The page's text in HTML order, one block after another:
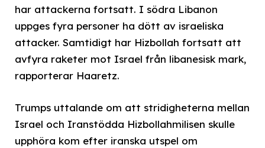
har attackerna fortsatt. I södra Libanon
uppges fyra personer ha dött av israeliska
attacker. Samtidigt har Hizbollah fortsatt att
avfyra raketer mot Israel från libanesisk mark,
rapporterar Haaretz.
Trumps uttalande om att stridigheterna mellan
Israel och Iranstödda Hizbollahmilisen skulle
upphöra kom efter iranska utspel om